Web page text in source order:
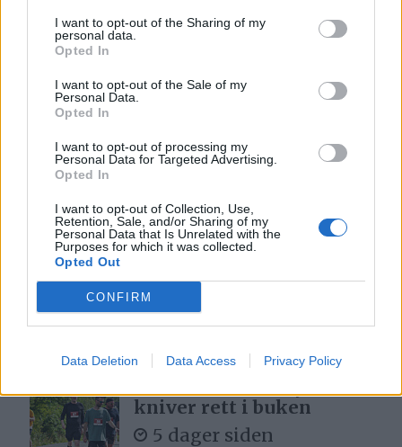
I want to opt-out of the Sharing of my
personal data.
Opted In
I want to opt-out of the Sale of my
Personal Data.
Opted In
I want to opt-out of processing my
Personal Data for Targeted Advertising.
Opted In
I want to opt-out of Collection, Use,
Retention, Sale, and/or Sharing of my
Personal Data that Is Unrelated with the
Purposes for which it was collected.
Opted Out
CONFIRM
Data Deletion Data Access Privacy Policy
5 dager siden
Bjørn felt i Gauldalen
Havsjøveien
7 dager siden
kniver rett i buken
5 dager siden